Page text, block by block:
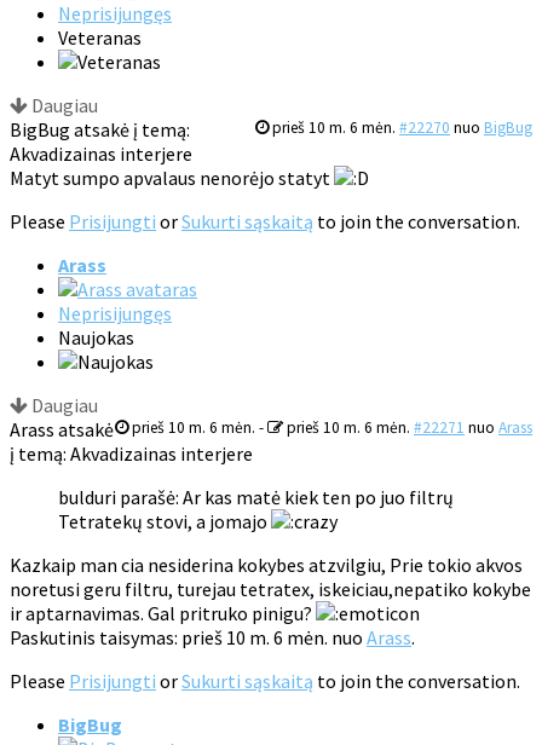
Neprisijungęs
Veteranas
Daugiau
prieš 10 m. 6 mėn. #22270 nuo BigBug
BigBug atsakė į temą:
Akvadizainas interjere
Matyt sumpo apvalaus nenorėjo statyt
Please Prisijungti orSukurti sąskaitą to join the conversation.
Arass
Neprisijungęs
Naujokas
Daugiau
prieš 10 m. 6 mėn. - prieš 10 m. 6 mėn. #22271 nuo Arass
Arass atsakė
į temą: Akvadizainas interjere
bulduri parašė: Ar kas matė kiek ten po juo filtrų
Tetratekų stovi, a jomajo
Kazkaip man cia nesiderina kokybes atzvilgiu, Prie tokio akvos
noretusi geru filtru, turejau tetratex, iskeiciau,nepatiko kokybe
ir aptarnavimas. Gal pritruko pinigu?
Paskutinis taisymas: prieš 10 m. 6 mėn. nuo Arass.
Please Prisijungti orSukurti sąskaitą to join the conversation.
BigBug